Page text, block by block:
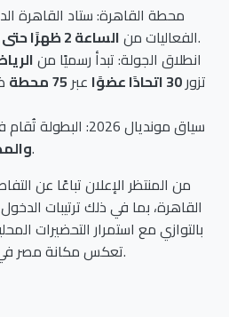
محطة القاهرة: ستاد القاهرة
الفعاليات منالساعة 2 ظهرًا حتى 9 مساءً
وفق الجهة الراعية.
انطلاق الجولة: تبدأ رسميًا منالرياض
تزور30 اتحادًا عضوًا عبر75 محطة
سياق مونديال 2026: البطولة تُقام في
.
من المنتظر الإعلان تباعًا عن
القاهرة، بما في ذلك ترتيبات
بالتوازي مع استمرار التحضيرات
تعكس مكانة مصر في استضافة المناسبات الكبرى.